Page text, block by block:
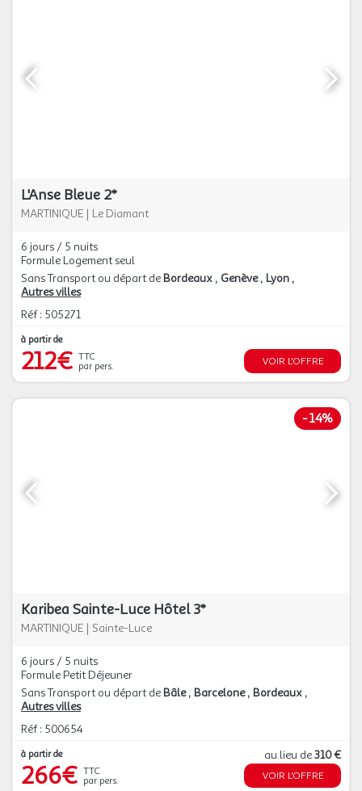
L'Anse Bleue 2*
MARTINIQUE | Le Diamant
6 jours / 5 nuits
Formule Logement seul
Sans Transport ou départ de Bordeaux Genève Lyon
Autres villes
Réf : 505271
à partir de
212€ TTC
par pers.
VOIR L'OFFRE
-14%
Karibea Sainte-Luce Hôtel 3*
MARTINIQUE | Sainte-Luce
6 jours / 5 nuits
Formule Petit Déjeuner
Sans Transport ou départ de Bâle Barcelone Bordeaux
Autres villes
Réf : 500654
à partir de
266€ TTC
par pers.
au lieu de310 €
VOIR L'OFFRE